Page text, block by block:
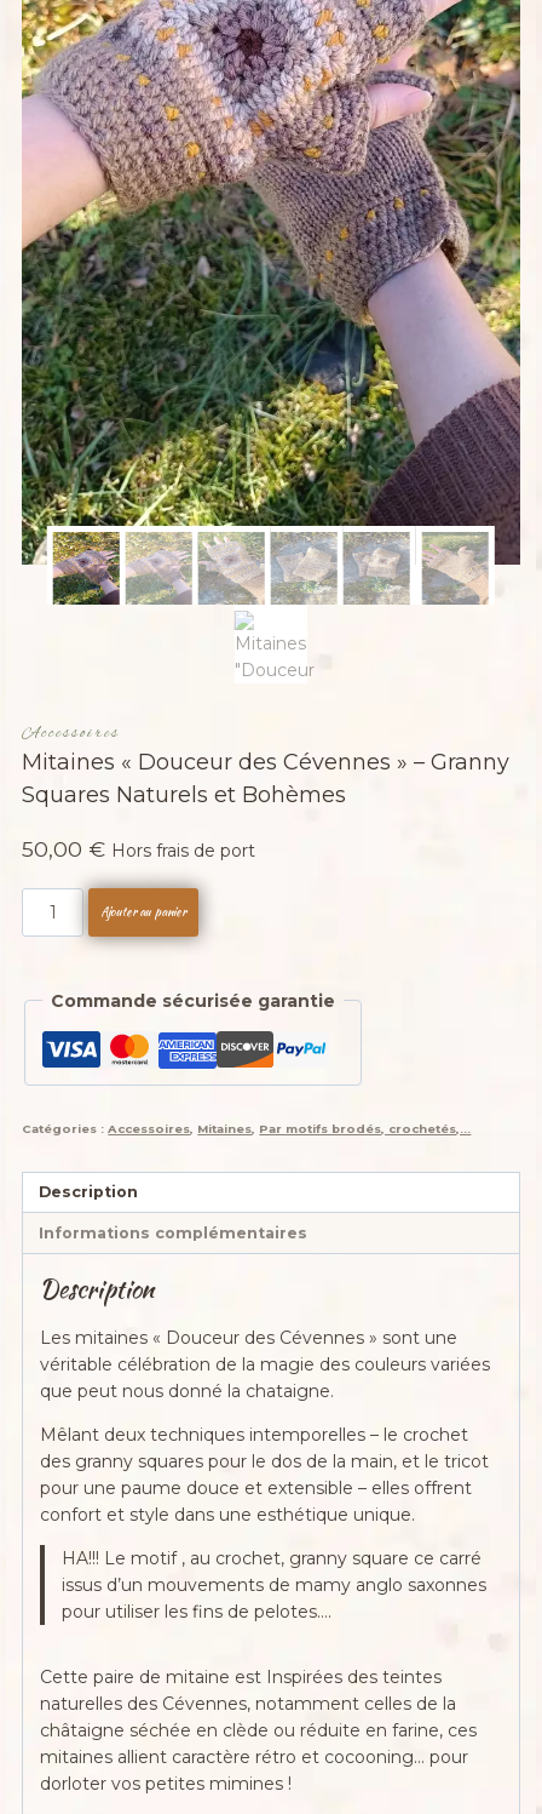
Accessoires
Mitaines « Douceur des Cévennes » – Granny
Squares Naturels et Bohèmes
50,00 € Hors frais de port
quantité
des
Cévennes"
Granny
Naturels
et
Bohèmes
Ajouter au panier
Commande sécurisée garantie
Catégories :Accessoires Mitaines Par motifs brodés, crochetés,...
Description
Informations complémentaires
Description
Les mitaines « Douceur des Cévennes » sont une
véritable célébration de la magie des couleurs variées
que peut nous donné la chataigne.
Mêlant deux techniques intemporelles – le crochet
des granny squares pour le dos de la main, et le tricot
pour une paume douce et extensible – elles offrent
confort et style dans une esthétique unique.
HA!!! Le motif , au crochet, granny square ce carré
issus d’un mouvements de mamy anglo saxonnes
pour utiliser les fins de pelotes….
Cette paire de mitaine est Inspirées des teintes
naturelles des Cévennes, notamment celles de la
châtaigne séchée en clède ou réduite en farine, ces
mitaines allient caractère rétro et cocooning… pour
dorloter vos petites mimines !